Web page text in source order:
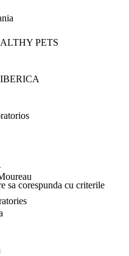
PETS
sa corespunda cu criterile